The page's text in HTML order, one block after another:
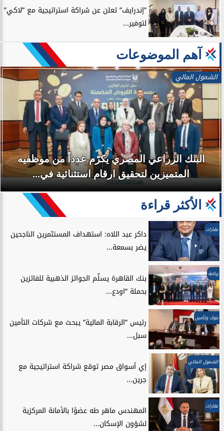
”إندرايف” تعلن عن شراكة استراتيجية مع ”لاكي”
لتوفير...
آهم الموضوعات
الشمول المالي
البنك الزراعي المصري يكرّم عدداً من موظفيه
المتميزين لتحقيق ارقام استثنائية في...
الأكثر قراءة
عقارات
داكر عبد اللاه: استهداف المستثمرين الناجحين
يضر بسمعة...
رياضة
بنك القاهرة يسلّم الجوائز الذهبية للفائزين
بحملة “اودع...
بنوك وتأمين
رئيس ”الرقابة المالية” يبحث مع شركات التأمين
سبل...
الشمول المالي
إي أسواق مصر توقع شراكة استراتيجية مع
جرين...
عقارات
المهندس ماهر طه عضوًا بالأمانة المركزية
لشؤون الإسكان...